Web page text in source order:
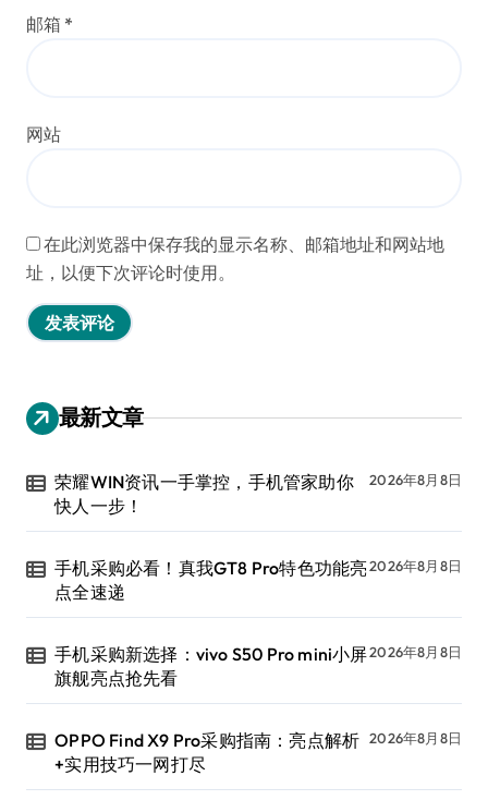
邮箱 *
网站
在此浏览器中保存我的显示名称、邮箱地址和网站地
址，以便下次评论时使用。
最新文章
荣耀WIN资讯一手掌控，手机管家助你
快人一步！
2026年8月8日
手机采购必看！真我GT8 Pro特色功能亮
点全速递
2026年8月8日
手机采购新选择：vivo S50 Pro mini小屏
旗舰亮点抢先看
2026年8月8日
OPPO Find X9 Pro采购指南：亮点解析
+实用技巧一网打尽
2026年8月8日